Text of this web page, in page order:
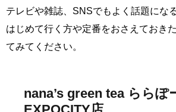
テレビや雑誌、SNSでもよく話題にな
はじめて行く方や定番をおさえておき
てみてください。
nana’s green tea ららぽ